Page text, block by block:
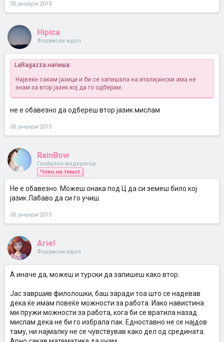
30 јануари 2010
Hipica
Форумски идол
LaRagazza напиша:
Највеќе сакам јазици и би се запишала на италијански ама не
знам за втор јазик кој да го одберам.
не е обавезно да одбереш втор јазик мислам
30 јануари 2010
RainBow
Глобален модератор
Член на тимот
Не е обавезно. Можеш онака под Ц да си земеш било кој
јазик Лабаво да си го учиш.
30 јануари 2010
Ariel
Форумски идол
А иначе да, можеш и турски да запишеш како втор.
Јас завршив филолошки, баш заради тоа што се надевав
дека ќе имам повеќе можности за работа. Иако навистина
ми пружи можности за работа, кога би се вратила назад
мислам дека не би го избрала пак. Едноставно не се најдов
таму, ни најмалку не се чувствував како дел од средината.